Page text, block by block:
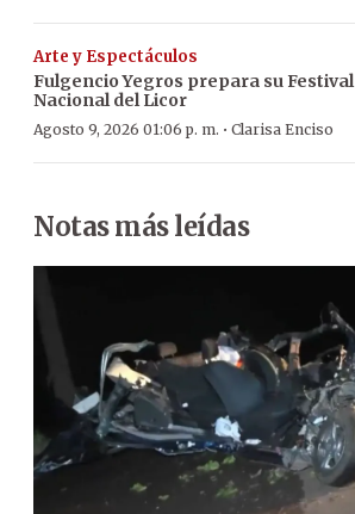
Arte y Espectáculos
Fulgencio Yegros prepara su Festival
Nacional del Licor
Agosto 9, 2026 01:06 p. m. · Clarisa Enciso
Notas más leídas